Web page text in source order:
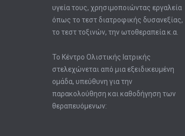
υγεία τους, χρησιμοποιώντας εργαλεία
όπως το τεστ διατροφικής δυσανεξίας,
το τεστ τοξινών, την ωτοθεραπεία κ.α.
Το Κέντρο Ολιστικής Ιατρικής
στελεχώνεται από μια εξειδικευμένη
ομάδα, υπεύθυνη για την
παρακολούθηση και καθοδήγηση των
θεραπευόμενων: